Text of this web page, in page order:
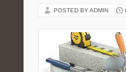
POSTED BY ADMIN